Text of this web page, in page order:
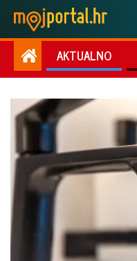
AKTUALNO